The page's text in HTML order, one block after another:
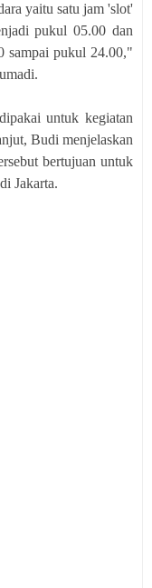
yaitu satu jam 'slot'
pukul 05.00 dan
sampai pukul 24.00,"
untuk kegiatan
Budi menjelaskan
bertujuan untuk
Jakarta.